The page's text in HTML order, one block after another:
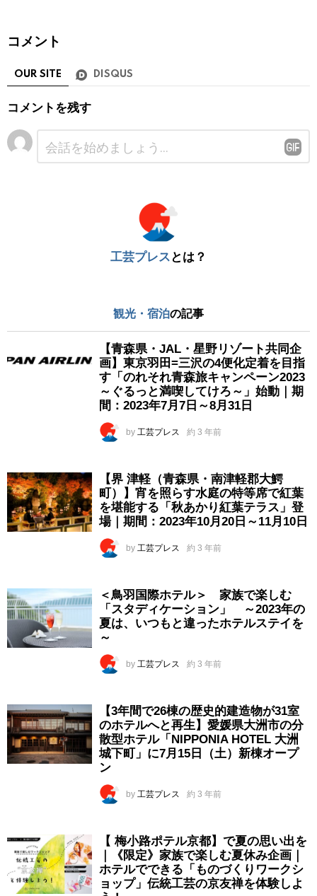
コメント
OUR SITE DISQUS
コメントを残す
工芸プレス とは？
観光・宿泊の記事
【青森県・JAL・星野リゾート共同企
画】東京羽田=三沢の4便化定着を目指
す「のれそれ青森旅キャンペーン2023
～ぐるっと満喫してけろ～」始動｜期
間：2023年7月7日～8月31日
by 工芸プレス 約 3 年前
【界 津軽（青森県・南津軽郡大鰐
町）】宵を照らす水庭の特等席で紅葉
を堪能する「秋あかり紅葉テラス」登
場｜期間：2023年10月20日～11月10日
by 工芸プレス 約 3 年前
＜鳥羽国際ホテル＞ 家族で楽しむ
「スタディケーション」 ～2023年の
夏は、いつもと違ったホテルステイを
～
by 工芸プレス 約 3 年前
【3年間で26棟の歴史的建造物が31室
のホテルへと再生】愛媛県大洲市の分
散型ホテル「NIPPONIA HOTEL 大洲
城下町」に7月15日（土）新棟オープ
ン
by 工芸プレス 約 3 年前
【 梅小路ポテル京都】で夏の思い出を
｜《限定》家族で楽しむ夏休み企画｜
ホテルでできる「ものづくりワークシ
ョップ」伝統工芸の京友禅を体験しよ